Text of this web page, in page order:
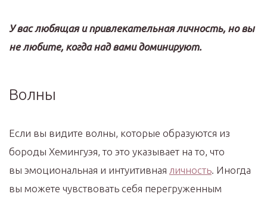
У вас любящая и привлекательная личность, но вы
не любите, когда над вами доминируют.
Волны
Если вы видите волны, которые образуются из
бороды Хемингуэя, то это указывает на то, что
вы эмоциональная и интуитивная личность . Иногда
вы можете чувствовать себя перегруженным